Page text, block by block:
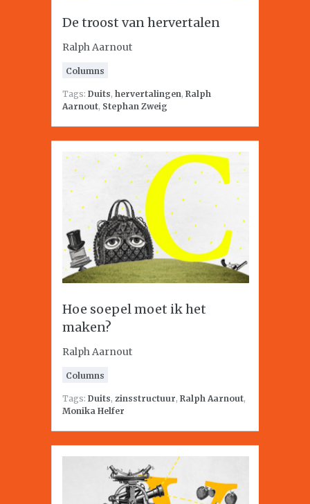
De troost van hervertalen
Ralph Aarnout
Columns
Tags: Duits, hervertalingen, Ralph
Aarnout, Stephan Zweig
Hoe soepel moet ik het
maken?
Ralph Aarnout
Columns
Tags: Duits, zinsstructuur, Ralph Aarnout,
Monika Helfer